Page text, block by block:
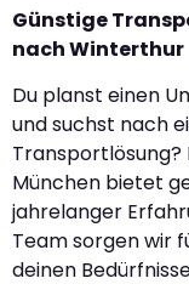
Günstige
nach Winterthur
Du planst einen
und suchst nach
Transportlösung?
München bietet
jahrelanger
Team sorgen wir
deinen